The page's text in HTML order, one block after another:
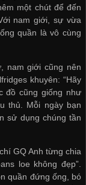
một chút để đến
nam giới, sự vừa
quần là vô cùng
nam giới cũng nên
khuyên: “Hãy
đồ cũng giống như
thủ. Mỗi ngày bạn
sử dụng chúng tần
GQ Anh từng chia
loe không đẹp”.
quần đứng ống, bó